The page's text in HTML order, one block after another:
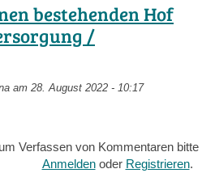
bestehenden Hof
/
am 28. August 2022 - 10:17
Verfassen von Kommentaren bitte
Anmeldenoder Registrieren.